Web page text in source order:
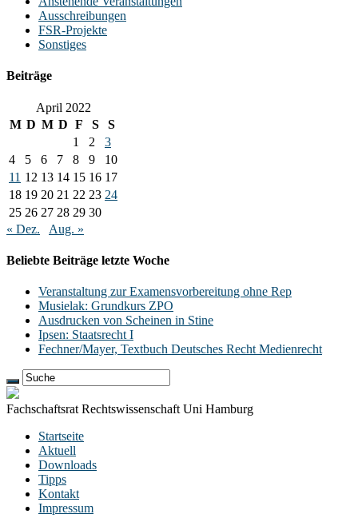
Ausschreibungen
FSR-Projekte
Sonstiges
Beiträge
April 2022
M D M D F S
S
1
2
3
4
5 6 7 8 9
10
11 12 13 14 15 16 17
18 19 20 21 22 23 24
25 26 27 28 29 30
« Dez.
Aug. »
Beliebte Beiträge letzte Woche
Veranstaltung zur Examensvorbereitung ohne Rep
Musielak: Grundkurs ZPO
Ausdrucken von Scheinen in Stine
Ipsen: Staatsrecht I
Fechner/Mayer, Textbuch Deutsches Recht Medienrecht
Fachschaftsrat Rechtswissenschaft Uni Hamburg
Startseite
Aktuell
Downloads
Tipps
Kontakt
Impressum